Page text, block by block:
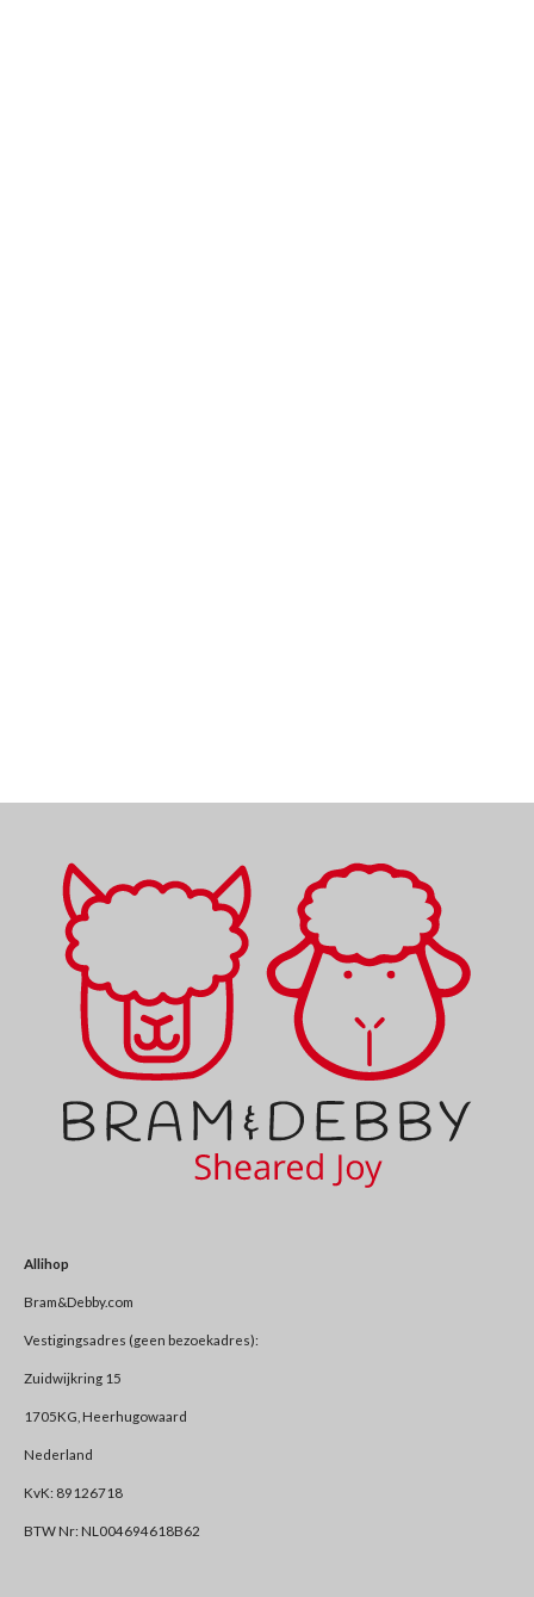
Allihop
Bram&Debby.com
Vestigingsadres (geen bezoekadres):
Zuidwijkring 15
1705KG, Heerhugowaard
Nederland
KvK: 89126718
BTW Nr: NL004694618B62